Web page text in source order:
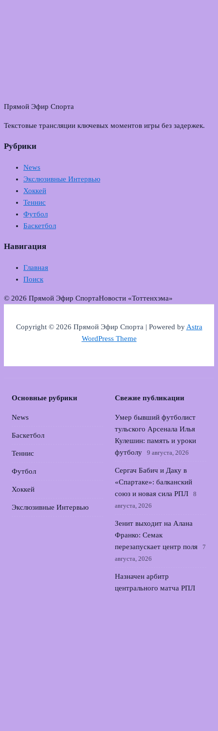
Прямой Эфир Спорта
Текстовые трансляции ключевых моментов игры без задержек.
Рубрики
News
Экслюзивные Интервью
Хоккей
Теннис
Футбол
Баскетбол
Навигация
Главная
Поиск
© 2026 Прямой Эфир СпортаНовости «Тоттенхэма»
Copyright © 2026 Прямой Эфир Спорта | Powered byAstra
WordPress Theme
Основные рубрики
News
Баскетбол
Теннис
Футбол
Хоккей
Экслюзивные Интервью
Свежие публикации
Умер бывший футболист
тульского Арсенала Илья
Кулешин: память и уроки
футболу
9 августа, 2026
Сергач Бабич и Даку в
«Спартаке»: балканский
союз и новая сила РПЛ
8
августа, 2026
Зенит выходит на Алана
Франко: Семак
перезапускает центр поля
7
августа, 2026
Назначен арбитр
центрального матча РПЛ